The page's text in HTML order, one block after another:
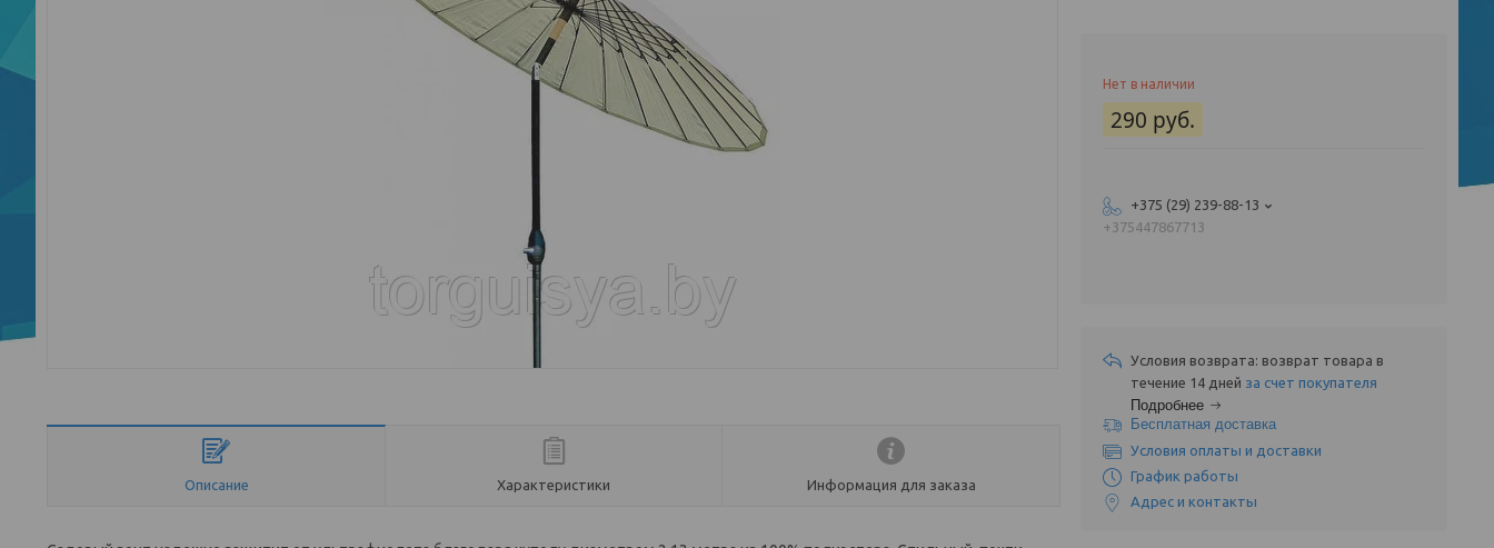
Описание Характеристики Информация для заказа
Нет в наличии
290 руб.
+375 (29) 239-88-13
+375447867713
возврат товара в
течение 14 дней за счет покупателя
Подробнее
Бесплатная доставка
Условия оплаты и доставки
График работы
Адрес и контакты